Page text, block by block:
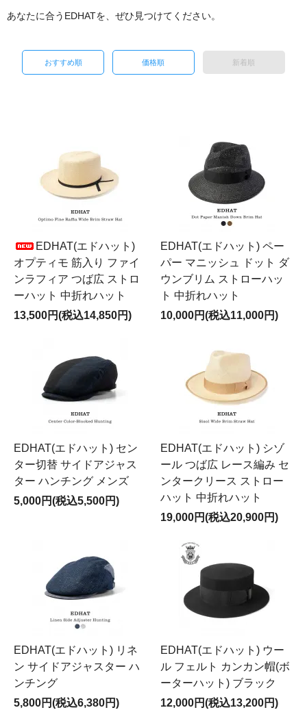
あなたに合うEDHATを、ぜひ見つけてください。
おすすめ順 価格順 新着順
EDHAT(エドハット)
オプティモ 筋入り ファイ
ンラフィア つば広 ストロ
ーハット 中折れハット
13,500円(税込14,850円)
EDHAT(エドハット) ペー
パー マニッシュ ドット ダ
ウンブリム ストローハッ
ト 中折れハット
10,000円(税込11,000円)
EDHAT(エドハット) セン
ター切替 サイドアジャス
ター ハンチング メンズ
5,000円(税込5,500円)
EDHAT(エドハット) シゾ
ール つば広 レース編み セ
ンタークリース ストロー
ハット 中折れハット
19,000円(税込20,900円)
EDHAT(エドハット) リネ
ン サイドアジャスター ハ
ンチング
5,800円(税込6,380円)
EDHAT(エドハット) ウー
ル フェルト カンカン帽(ボ
ーターハット) ブラック
12,000円(税込13,200円)